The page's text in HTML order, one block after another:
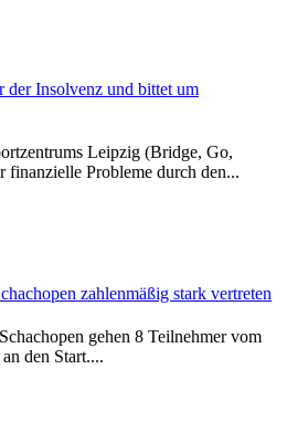
der Insolvenz und bittet um
Leipzig (Bridge, Go,
finanzielle Probleme durch den...
zahlenmäßig stark vertreten
gehen 8 Teilnehmer vom
den Start....